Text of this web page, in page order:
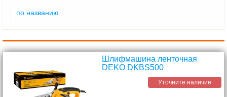
по названию
Шлифмашина ленточная
DEKO DKBS500
Уточните наличие